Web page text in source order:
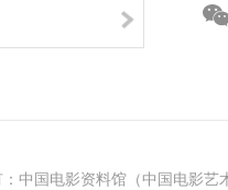
中国电影资料馆（中国电影艺